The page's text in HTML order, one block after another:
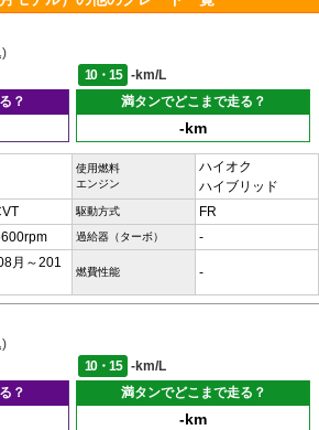
)
10・15
-km/L
？
満タンでどこまで走る？
-km
使用燃料
エンジン
ハイオク
ハイブリッド
駆動方式 FR
過給器（ターボ） -
月～201
燃費性能 -
)
10・15
-km/L
？
満タンでどこまで走る？
-km